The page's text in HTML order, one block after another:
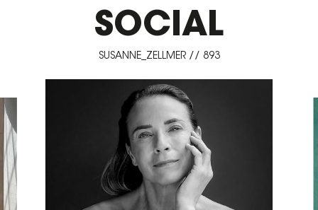
SOCIAL
SUSANNE_ZELLMER // 893